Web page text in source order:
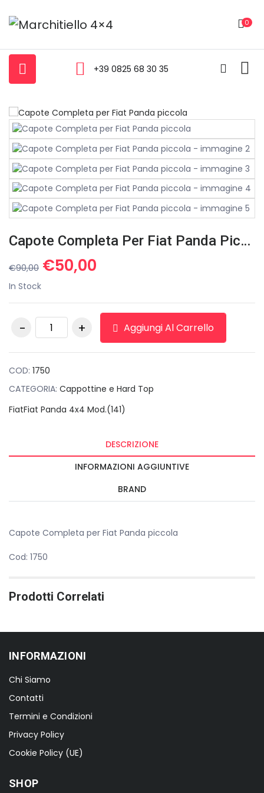
0
+39 0825 68 30 35
Capote Completa Per Fiat Panda Piccola
€90,00 Il
prezzo
€90,00.
€50,00
è:
€50,00.
In Stock
Capote Completa
per Fiat Panda
Aggiungi Al Carrello
COD: 1750
CATEGORIA: Cappottine e Hard Top
FiatFiat Panda 4x4 Mod.(141)
DESCRIZIONE
INFORMAZIONI AGGIUNTIVE
BRAND
Capote Completa per Fiat Panda piccola
Cod: 1750
Prodotti Correlati
INFORMAZIONI
Chi Siamo
Contatti
Termini e Condizioni
Privacy Policy
Cookie Policy (UE)
SHOP